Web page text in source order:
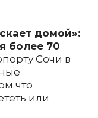
домой»:
более 70
Сочи в
что
или